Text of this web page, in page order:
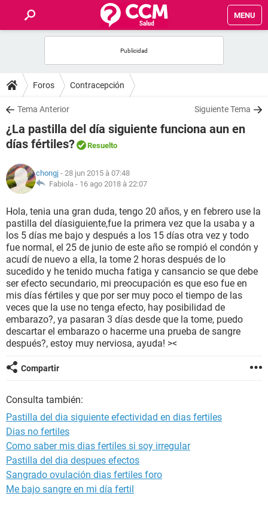
MENU
FORUMS
SALUD
FAMILIA
NUTRICIÓN
SEXUALIDAD
GLOSARIO
Foros Contracepción
Tema Anterior Siguiente Tema
¿La pastilla del día siguiente funciona aun en
días fértiles?
Resuelto
chongj - 28 jun 2015 à 07:48
Fabiola - 16 ago 2018 à 22:07
Hola, tenia una gran duda, tengo 20 años, y en febrero use la
pastilla del díasiguiente,fue la primera vez que la usaba y a
los 5 días me bajo y después a los 15 días otra vez y todo
fue normal, el 25 de junio de este año se rompió el condón y
acudí de nuevo a ella, la tome 2 horas después de lo
sucedido y he tenido mucha fatiga y cansancio se que debe
ser efecto secundario, mi preocupación es que eso fue en
mis días fértiles y que por ser muy poco el tiempo de las
veces que la use no tenga efecto, hay posibilidad de
embarazo?, ya pasaran 3 días desde que la tome, puedo
descartar el embarazo o hacerme una prueba de sangre
después?, estoy muy nerviosa, ayuda! ><
Compartir
Consulta también:
Pastilla del dia siguiente efectividad en dias fertiles
Dias no fertiles
Como saber mis dias fertiles si soy irregular
Pastilla del dia despues efectos
Sangrado ovulación dias fertiles foro
Me bajo sangre en mi día fertil